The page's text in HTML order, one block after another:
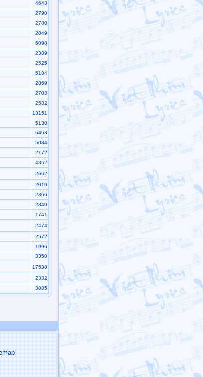
4643
2790
2780
2849
6098
2389
2525
5184
2869
2703
2532
13151
5130
6463
5084
2172
4352
2662
2010
2366
2840
1741
2474
2572
1996
3350
17538
2332
3885